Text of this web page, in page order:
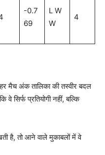
-0.7
69
L W
W
4
मैच अंक तालिका की तस्वीर बदल
वे सिर्फ प्रतियोगी नहीं, बल्कि
है, तो आने वाले मुकाबलों में वे